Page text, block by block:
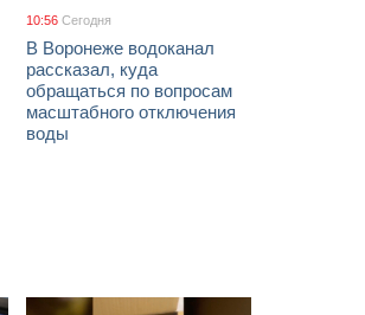
10:56 Сегодня
В Воронеже водоканал
рассказал, куда
обращаться по вопросам
масштабного отключения
воды